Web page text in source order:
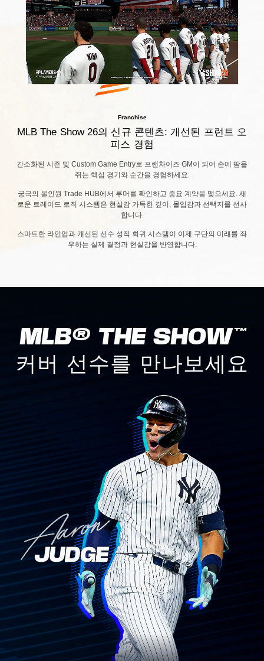
Franchise
MLB The Show 26의 신규 콘텐츠: 개선된 프런트 오
피스 경험
간소화된 시즌 및 Custom Game Entry로 프랜차이즈 GM이 되어 손에 땀을
쥐는 핵심 경기와 순간을 경험하세요.
궁극의 올인원 Trade HUB에서 루머를 확인하고 중요 계약을 맺으세요. 새
로운 트레이드 로직 시스템은 현실감 가득한 깊이, 몰입감과 선택지를 선사
합니다.
스마트한 라인업과 개선된 선수 성적 회귀 시스템이 이제 구단의 미래를 좌
우하는 실제 결정과 현실감을 반영합니다.
MLB® THE SHOW™
커버 선수를 만나보세요